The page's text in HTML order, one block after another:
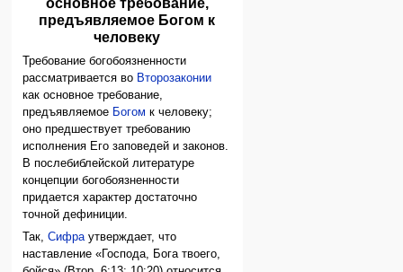
предъявляемое Богом к
человеку
Требование богобоязненности
рассматривается во Второзаконии
как основное требование,
предъявляемое Богом к человеку;
оно предшествует требованию
исполнения Его заповедей и законов.
В послебиблейской литературе
концепции богобоязненности
придается характер достаточно
точной дефиниции.
Так,Сифраутверждает, что
наставление «Господа, Бога твоего,